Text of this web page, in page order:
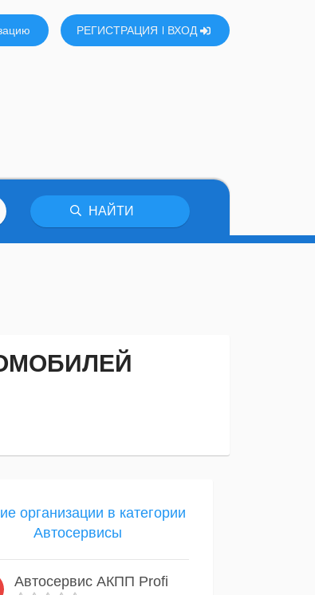
РЕГИСТРАЦИЯ ВХОД
НАЙТИ
организации в категории
Автосервисы
Автосервис АКПП Profi